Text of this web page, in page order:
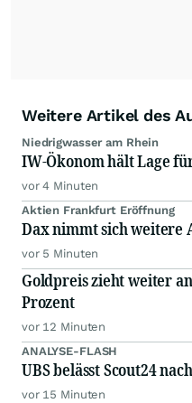
Weitere Artikel des
Niedrigwasser am Rhein
IW-Ökonom hält Lage
vor 4 Minuten
Aktien Frankfurt Eröffnung
Dax nimmt sich weitere
vor 5 Minuten
Goldpreis zieht weiter
Prozent
vor 12 Minuten
ANALYSE-FLASH
UBS belässt Scout24
vor 15 Minuten